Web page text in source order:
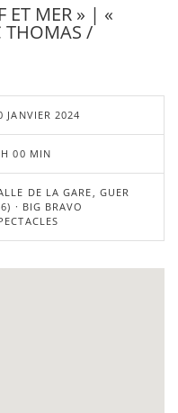
ET MER » | «
THOMAS /
JANVIER 2024
00 MIN
DE LA GARE, GUER
· BIG BRAVO